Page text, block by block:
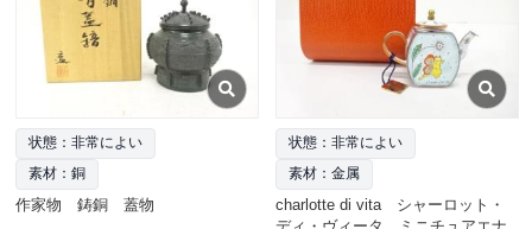
状態：非常によい
素材：銅
作家物 鋳銅 蓋物
状態：非常によい
素材：金属
charlotte di vita シャーロット・